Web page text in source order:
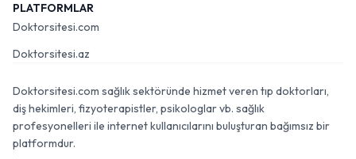
PLATFORMLAR
Doktorsitesi.com
Doktorsitesi.az
Doktorsitesi.com sağlık sektöründe hizmet veren tıp doktorları,
diş hekimleri, fizyoterapistler, psikologlar vb. sağlık
profesyonelleri ile internet kullanıcılarını buluşturan bağımsız bir
platformdur.